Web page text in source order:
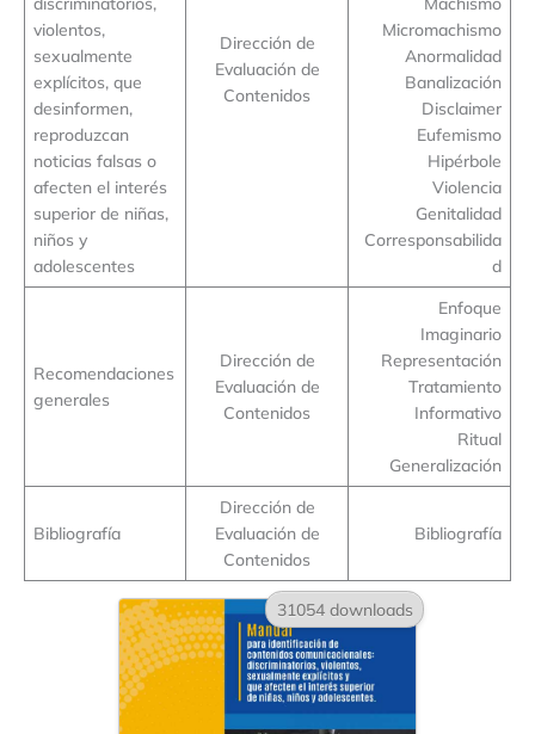
violentos,
sexualmente
explícitos, que
desinformen,
reproduzcan
noticias falsas o
afecten el interés
superior de niñas,
niños y
adolescentes
Dirección de
Evaluación de
Contenidos
Micromachismo
Anormalidad
Banalización
Disclaimer
Eufemismo
Hipérbole
Violencia
Genitalidad
Corresponsabilida
d
Recomendaciones
generales
Dirección de
Evaluación de
Contenidos
Enfoque
Imaginario
Representación
Tratamiento
Informativo
Ritual
Generalización
Bibliografía
Dirección de
Evaluación de
Contenidos
Bibliografía
31054 downloads